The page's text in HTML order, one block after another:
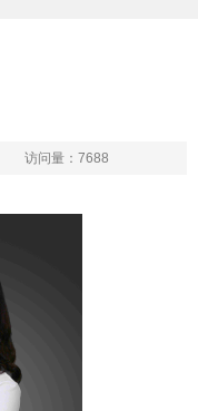
访问量： 7688